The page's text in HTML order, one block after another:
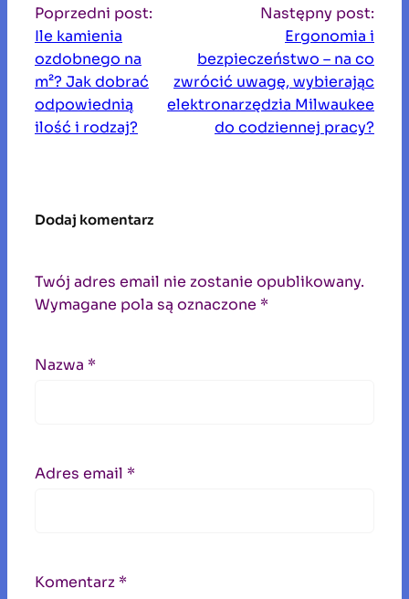
Poprzedni post:
Ile kamienia
ozdobnego na
m²? Jak dobrać
odpowiednią
ilość i rodzaj?
Następny post:
Ergonomia i
bezpieczeństwo – na co
zwrócić uwagę, wybierając
elektronarzędzia Milwaukee
do codziennej pracy?
Dodaj komentarz
Twój adres email nie zostanie opublikowany.
Wymagane pola są oznaczone *
Nazwa *
Adres email *
Komentarz *